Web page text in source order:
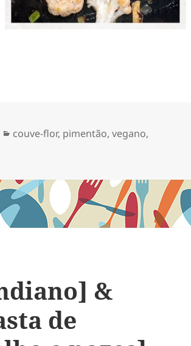
Categorias
couve-flor, pimentão,vegano,
&
de